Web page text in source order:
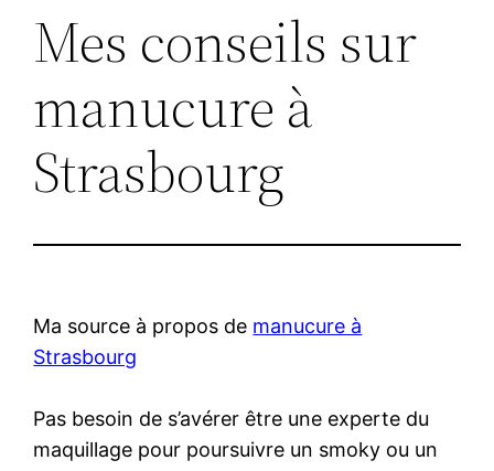
Mes conseils sur
manucure à
Strasbourg
Ma source à propos de manucure à
Strasbourg
Pas besoin de s’avérer être une experte du
maquillage pour poursuivre un smoky ou un